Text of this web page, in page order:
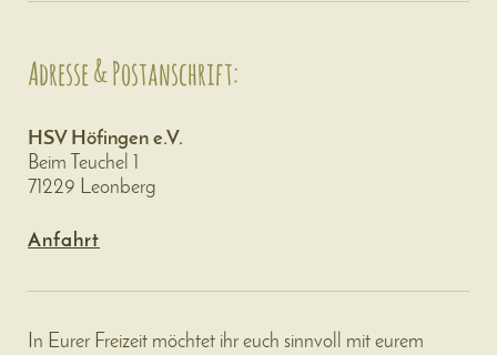
Adresse & Postanschrift:
HSV Höfingen e.V.
Beim Teuchel 1
71229 Leonberg
Anfahrt
In Eurer Freizeit möchtet ihr euch sinnvoll mit eurem